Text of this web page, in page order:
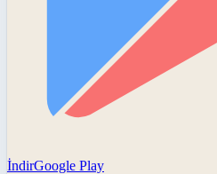
İndirGoogle Play